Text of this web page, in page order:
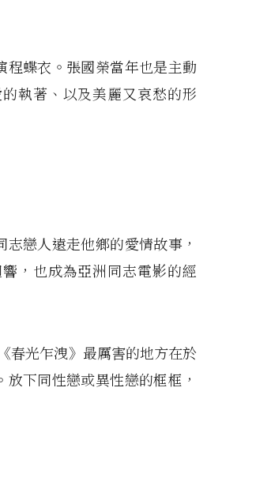
程蝶衣。張國榮當年也是主動
執著、以及美麗又哀愁的形
戀人遠走他鄉的愛情故事，
，也成為亞洲同志電影的經
春光乍洩》最厲害的地方在於
下同性戀或異性戀的框框，